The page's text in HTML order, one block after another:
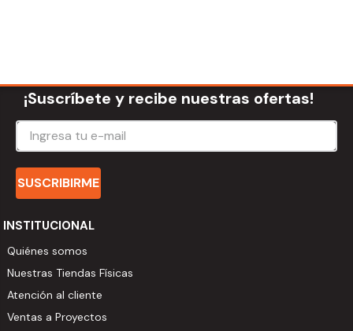
¡Suscríbete y recibe nuestras ofertas!
SUSCRIBIRME
INSTITUCIONAL
Quiénes somos
Nuestras Tiendas Físicas
Atención al cliente
Ventas a Proyectos